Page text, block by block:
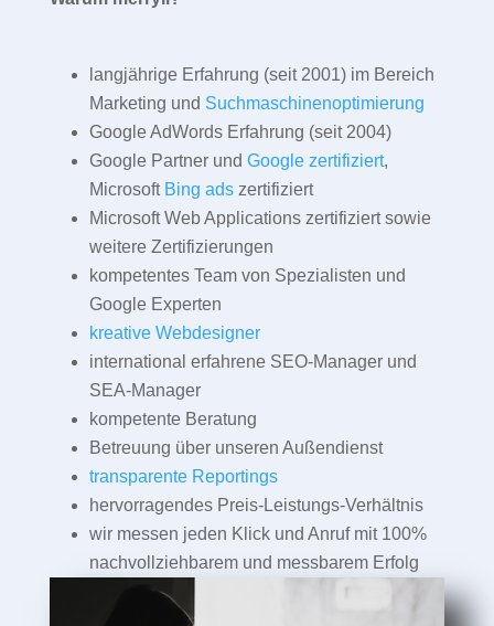
langjährige Erfahrung (seit 2001) im Bereich
Marketing und Suchmaschinenoptimierung
Google AdWords Erfahrung (seit 2004)
Google Partner und Google zertifiziert,
Microsoft Bing adszertifiziert
Microsoft Web Applications zertifiziert sowie
weitere Zertifizierungen
kompetentes Team von Spezialisten und
Google Experten
kreative Webdesigner
international erfahrene SEO-Manager und
SEA-Manager
kompetente Beratung
Betreuung über unseren Außendienst
transparente Reportings
hervorragendes Preis-Leistungs-Verhältnis
wir messen jeden Klick und Anruf mit 100%
nachvollziehbarem und messbarem Erfolg